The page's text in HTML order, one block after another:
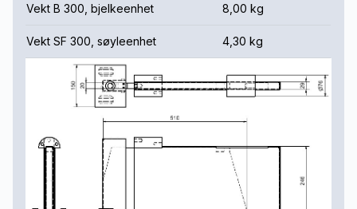
Vekt B 300, bjelkeenhet 8,00 kg
Vekt SF 300, søyleenhet 4,30 kg